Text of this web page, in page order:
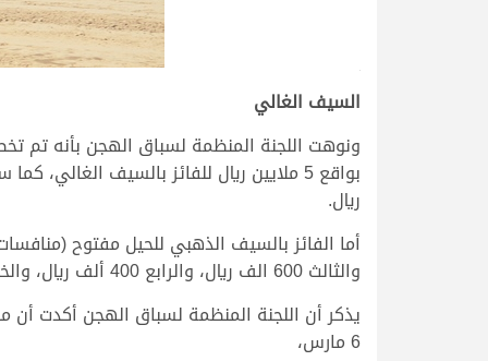
.
السيف الغالي
ريال.
والثالث 600 الف ريال، والرابع 400 ألف ريال، والخامس 200 الف ريال.
يذكر أن اللجنة المنظمة لسباق الهجن أكدت أن
6 مارس،